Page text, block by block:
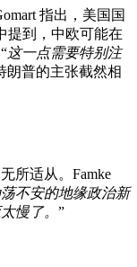
指出，美国国
提到，中欧可能在
这一点需要特别注
朗普的主张截然相
所适从。Famke
不安的地缘政治新
慢了。 ”